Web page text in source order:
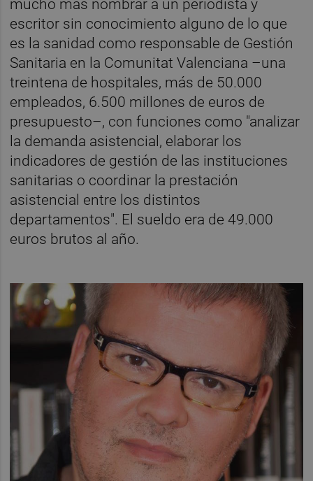
mucho más nombrar a un periodista y
escritor sin conocimiento alguno de lo que
es la sanidad como responsable de Gestión
Sanitaria en la Comunitat Valenciana –una
treintena de hospitales, más de 50.000
empleados, 6.500 millones de euros de
presupuesto–, con funciones como "analizar
la demanda asistencial, elaborar los
indicadores de gestión de las instituciones
sanitarias o coordinar la prestación
asistencial entre los distintos
departamentos". El sueldo era de 49.000
euros brutos al año.